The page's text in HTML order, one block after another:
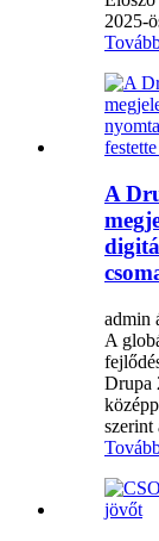
2025-
A
admin
A
Drupa
szerint